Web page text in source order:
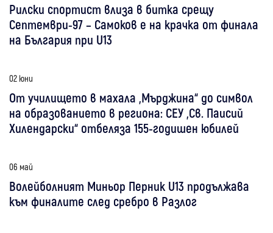
Рилски спортист влиза в битка срещу
Септември-97 – Самоков е на крачка от финала
на България при U13
02 юни
От училището в махала „Мърджина“ до символ
на образованието в региона: СЕУ „Св. Паисий
Хилендарски“ отбеляза 155-годишен юбилей
06 май
Волейболният Миньор Перник U13 продължава
към финалите след сребро в Разлог